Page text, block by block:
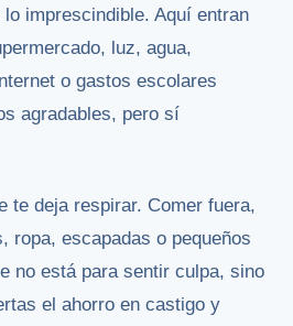
imprescindible. Aquí entran
luz, agua,
o gastos escolares
agradables, pero sí
te deja respirar. Comer fuera,
ropa, escapadas o pequeños
no está para sentir culpa, sino
el ahorro en castigo y